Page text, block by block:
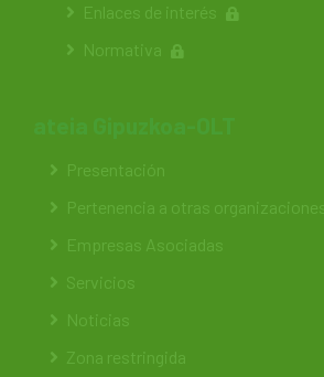
Enlaces de interés
Normativa
Presentación
Pertenencia a otras organizaciones
Empresas Asociadas
Servicios
Noticias
Zona restringida